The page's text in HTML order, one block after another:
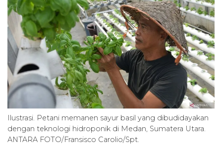
Ilustrasi. Petani memanen sayur basil yang dibudidayakan
dengan teknologi hidroponik di Medan, Sumatera Utara.
ANTARA FOTO/Fransisco Carolio/Spt.